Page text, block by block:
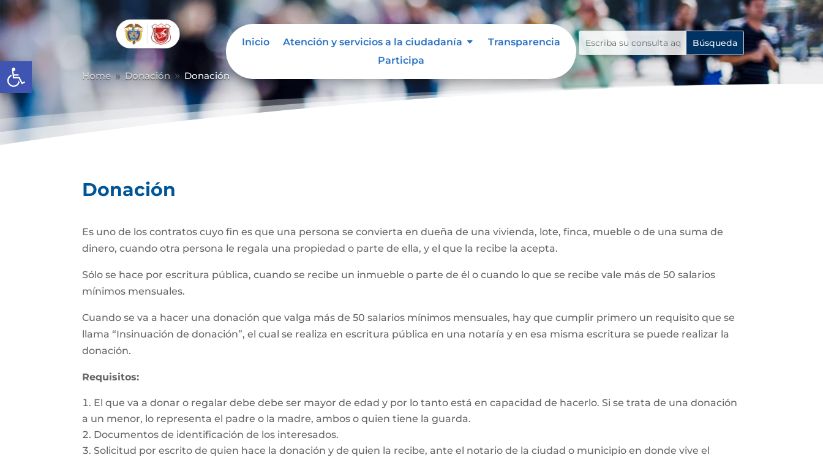
Abrir barra de herramientas
Inicio Atención y servicios a la ciudadanía
Transparencia
Participa
Home 9 Donación 9 Donación
Donación
Es uno de los contratos cuyo fin es que una persona se convierta en dueña de una vivienda, lote, finca, mueble o de una suma de
dinero, cuando otra persona le regala una propiedad o parte de ella, y el que la recibe la acepta.
Sólo se hace por escritura pública, cuando se recibe un inmueble o parte de él o cuando lo que se recibe vale más de 50 salarios
mínimos mensuales.
Cuando se va a hacer una donación que valga más de 50 salarios mínimos mensuales, hay que cumplir primero un requisito que se
llama “Insinuación de donación”, el cual se realiza en escritura pública en una notaría y en esa misma escritura se puede realizar la
donación.
Requisitos:
El que va a donar o regalar debe debe ser mayor de edad y por lo tanto está en capacidad de hacerlo. Si se trata de una donación
a un menor, lo representa el padre o la madre, ambos o quien tiene la guarda.
Documentos de identificación de los interesados.
Solicitud por escrito de quien hace la donación y de quien la recibe, ante el notario de la ciudad o municipio en donde vive el